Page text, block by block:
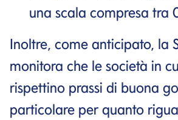
una scala compresa tra
Inoltre, come anticipato, la
monitora che le società in
rispettino prassi di buona
particolare per quanto